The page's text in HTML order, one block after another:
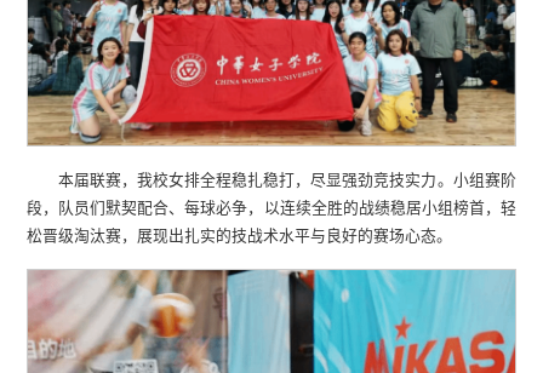
本届联赛，我校女排全程稳扎稳打，尽显强劲竞技实力。小组赛阶
段，队员们默契配合、每球必争，以连续全胜的战绩稳居小组榜首，轻
松晋级淘汰赛，展现出扎实的技战术水平与良好的赛场心态。